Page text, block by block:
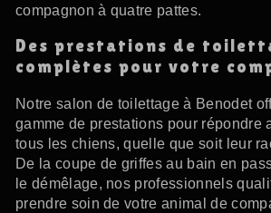
compagnon à quatre pattes.
Des prestations de
complètes pour votre
Notre salon de toilettage à Benodet
gamme de prestations pour répondre
tous les chiens, quelle que soit leur
De la coupe de griffes au bain en
le démêlage, nos professionnels
prendre soin de votre animal de